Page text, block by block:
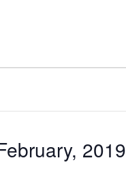
2019